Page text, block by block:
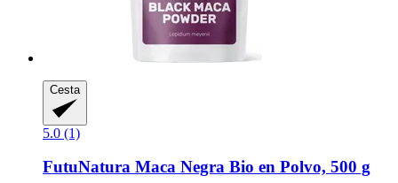
Cesta
5.0 (1)
FutuNatura Maca Negra Bio en Polvo, 500 g